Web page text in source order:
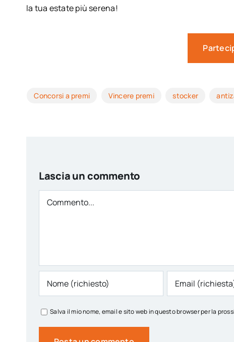
la tua estate più serena!
Concorsi a premi Vincere premi stocker
Lascia un commento
Comment
Salva il mio nome, email e sito web in questo browser per la